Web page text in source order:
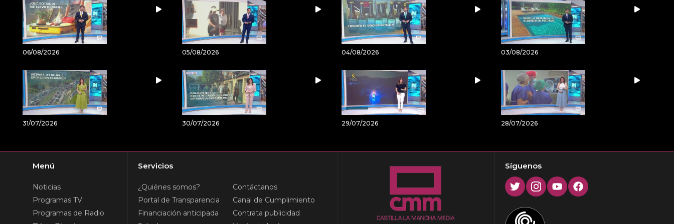
06/08/2026 05/08/2026 04/08/2026 03/08/2026
31/07/2026 30/07/2026 29/07/2026 28/07/2026
Menú
Noticias
Programas TV
Programas de Radio
Servicios
¿Quiénes somos?
Portal de Transparencia
Financiación anticipada
Contáctanos
Canal de Cumplimiento
Contrata publicidad
Síguenos
TwitterInstagram
YoutubeFacebook